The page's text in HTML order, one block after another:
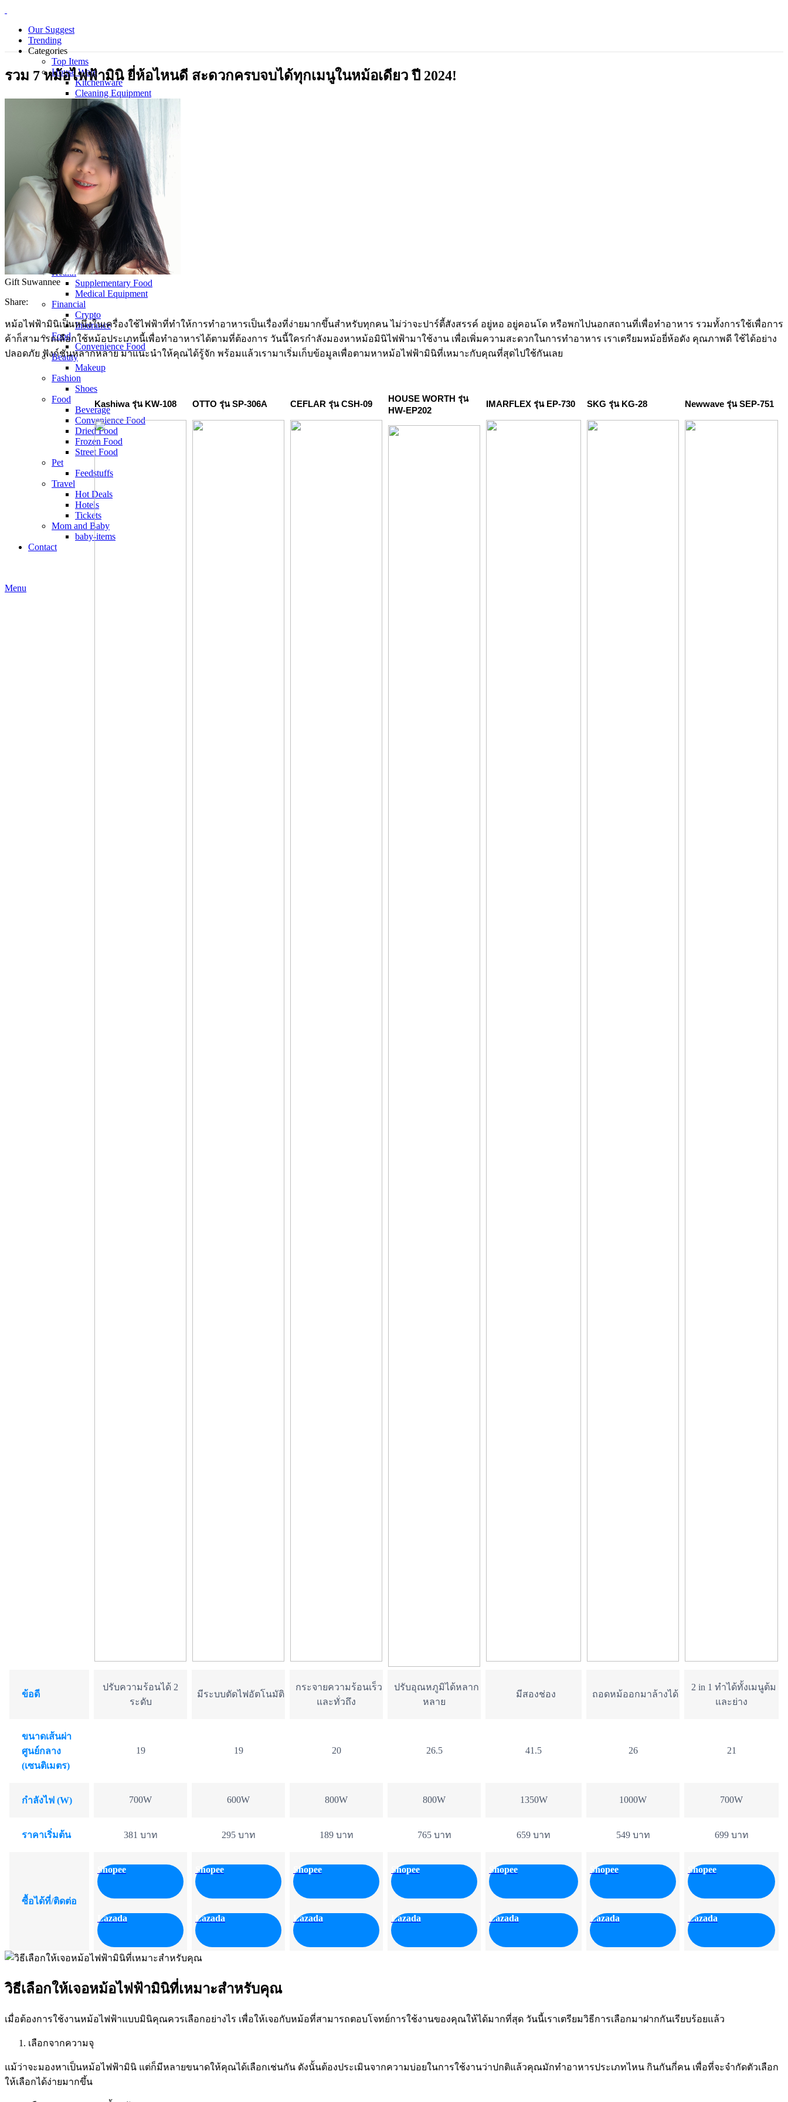
Our Suggest
Trending
Categories
Top Items
House Ware
Kitchenware
Cleaning Equipment
Electrical Appliance
Bedding Sets
Personal Care Products
Laundry
Piecemeal
Technology
Gadget
Notebook
Mouse
Keyboard
Smart Home
Smart Phone
Office Supplies
Wellness and Aesthetics
Clinic
Hospital
Health
Supplementary Food
Medical Equipment
Financial
Crypto
Insurance
Food
Convenience Food
Beauty
Makeup
Fashion
Shoes
Food
Beverage
Convenience Food
Dried Food
Frozen Food
Street Food
Pet
Feedstuffs
Travel
Hot Deals
Hotels
Tickets​
Mom and Baby
baby-items
Contact
Menu
รวม 7 หม้อไฟฟ้ามินิ ยี่ห้อไหนดี สะดวกครบจบได้ทุกเมนูในหม้อเดียว ปี 2024!
Gift Suwannee
Share:
หม้อไฟฟ้ามินิเป็นหนึ่งในเครื่องใช้ไฟฟ้าที่ทำให้การทำอาหารเป็นเรื่องที่ง่ายมากขึ้นสำหรับทุกคน ไม่ว่าจะปาร์ตี้สังสรรค์ อยู่หอ อยู่คอนโด หรือพกไปนอกสถานที่เพื่อทำอาหาร รวมทั้งการใช้เพื่อการ
ค้าก็สามารถเลือกใช้หม้อประเภทนี้เพื่อทำอาหารได้ตามที่ต้องการ วันนี้ใครกำลังมองหาหม้อมินิไฟฟ้ามาใช้งาน เพื่อเพิ่มความสะดวกในการทำอาหาร เราเตรียมหม้อยี่ห้อดัง คุณภาพดี ใช้ได้อย่าง
ปลอดภัย ฟังก์ชันหลากหลาย มาแนะนำให้คุณได้รู้จัก พร้อมแล้วเรามาเริ่มเก็บข้อมูลเพื่อตามหาหม้อไฟฟ้ามินิที่เหมาะกับคุณที่สุดไปใช้กันเลย
Kashiwa รุ่น KW-108 OTTO รุ่น SP-306A CEFLAR รุ่น CSH-09
HOUSE WORTH รุ่น
HW-EP202
IMARFLEX รุ่น EP-730 SKG รุ่น KG-28 Newwave รุ่น SEP-751
ข้อดี
ปรับความร้อนได้ 2
ระดับ
มีระบบตัดไฟอัตโนมัติ
กระจายความร้อนเร็ว
และทั่วถึง
ปรับอุณหภูมิได้หลาก
หลาย
มีสองช่อง ถอดหม้ออกมาล้างได้
2 in 1 ทำได้ทั้งเมนูต้ม
และย่าง
ขนาดเส้นผ่า
ศูนย์กลาง
(เซนติเมตร)
19 19 20 26.5 41.5 26 21
กำลังไฟ (W) 700W 600W 800W 800W 1350W 1000W 700W
ราคาเริ่มต้น 381 บาท 295 บาท 189 บาท 765 บาท 659 บาท 549 บาท 699 บาท
ซื้อได้ที่/ติดต่อ
Shopee
Lazada
Shopee
Lazada
Shopee
Lazada
Shopee
Lazada
Shopee
Lazada
Shopee
Lazada
Shopee
Lazada
วิธีเลือกให้เจอหม้อไฟฟ้ามินิที่เหมาะสำหรับคุณ
เมื่อต้องการใช้งานหม้อไฟฟ้าแบบมินิคุณควรเลือกอย่างไร เพื่อให้เจอกับหม้อที่สามารถตอบโจทย์การใช้งานของคุณให้ได้มากที่สุด วันนี้เราเตรียมวิธีการเลือกมาฝากกันเรียบร้อยแล้ว
เลือกจากความจุ
แม้ว่าจะมองหาเป็นหม้อไฟฟ้ามินิ แต่ก็มีหลายขนาดให้คุณได้เลือกเช่นกัน ดังนั้นต้องประเมินจากความบ่อยในการใช้งานว่าปกติแล้วคุณมักทำอาหารประเภทไหน กินกันกี่คน เพื่อที่จะจำกัดตัวเลือก
ให้เลือกได้ง่ายมากขึ้น